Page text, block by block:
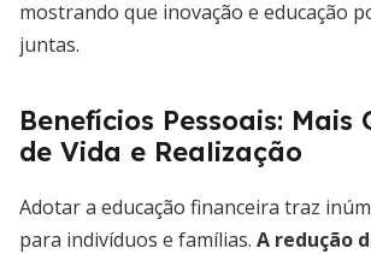
mostrando que inovação e educação
juntas.
Benefícios Pessoais: Mais
de Vida e Realização
Adotar a educação financeira traz
para indivíduos e famílias. A redução